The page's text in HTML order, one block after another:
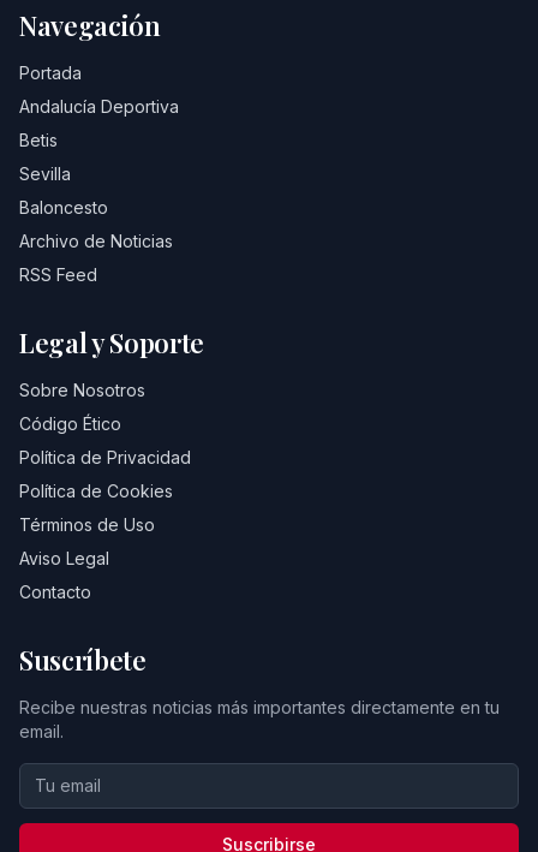
Navegación
Portada
Andalucía Deportiva
Betis
Sevilla
Baloncesto
Archivo de Noticias
RSS Feed
Legal y Soporte
Sobre Nosotros
Código Ético
Política de Privacidad
Política de Cookies
Términos de Uso
Aviso Legal
Contacto
Suscríbete
Recibe nuestras noticias más importantes directamente en tu
email.
Suscribirse